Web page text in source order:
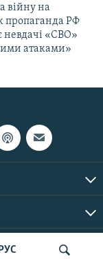
РУС
війну на
пропаганда РФ
«СВО»
атаками»
права застережено.